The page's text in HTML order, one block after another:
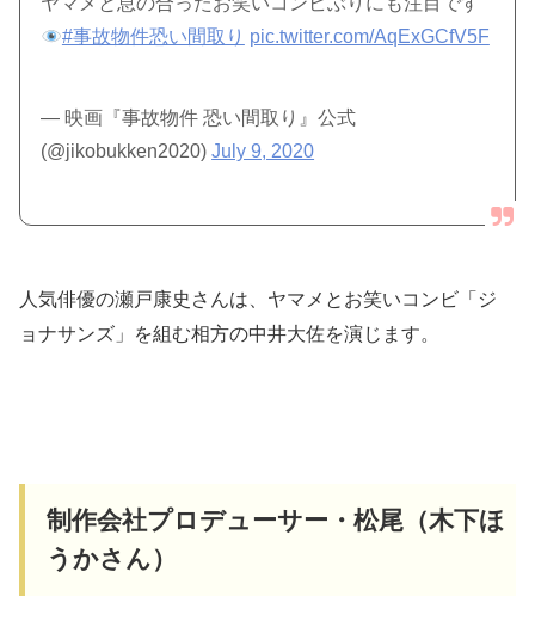
#事故物件恐い間取り pic.twitter.com/AqExGCfV5F
— 映画『事故物件 恐い間取り』公式
(@jikobukken2020)July 9, 2020
人気俳優の瀬戸康史さんは、ヤマメとお笑いコンビ「ジ
ョナサンズ」を組む相方の中井大佐を演じます。
制作会社プロデューサー・松尾（木下ほ
うかさん）